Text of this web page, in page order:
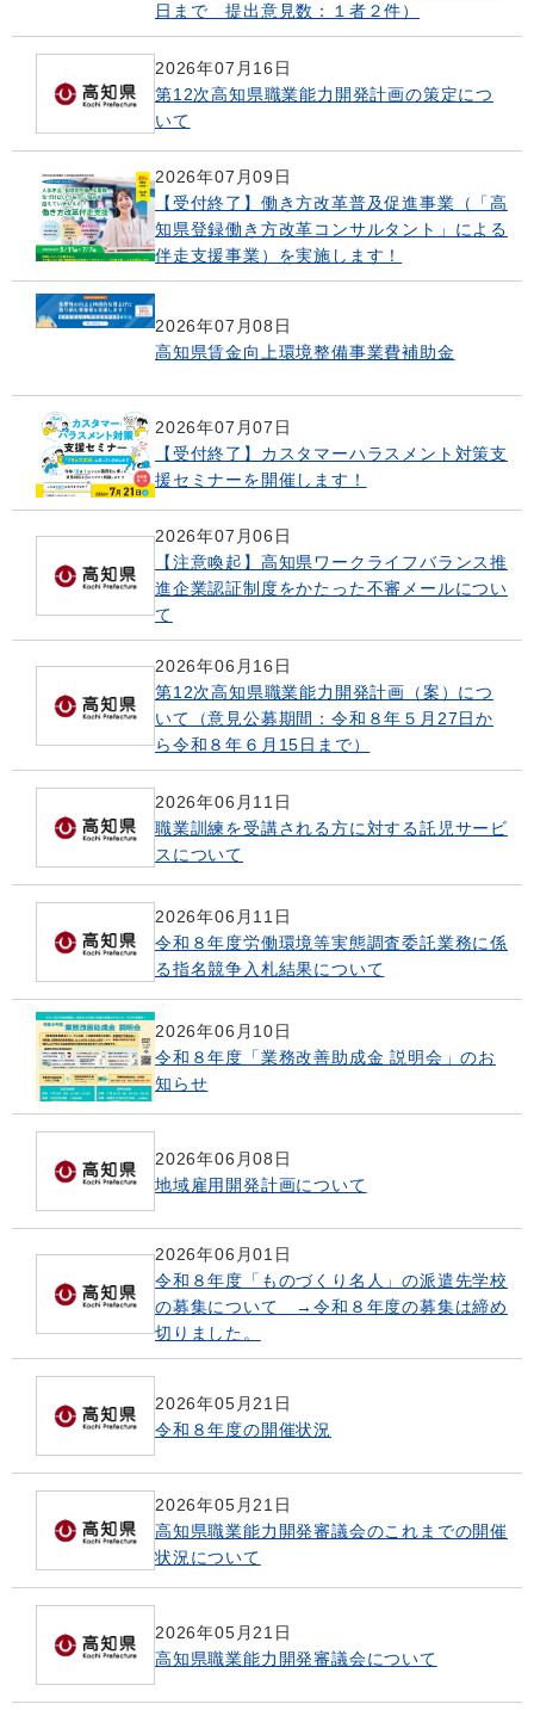
日まで 提出意見数：１者２件）
2026年07月16日
第12次高知県職業能力開発計画の策定につ
いて
2026年07月09日
【受付終了】働き方改革普及促進事業（「高
知県登録働き方改革コンサルタント」による
伴走支援事業）を実施します！
2026年07月08日
高知県賃金向上環境整備事業費補助金
2026年07月07日
【受付終了】カスタマーハラスメント対策支
援セミナーを開催します！
2026年07月06日
【注意喚起】高知県ワークライフバランス推
進企業認証制度をかたった不審メールについ
て
2026年06月16日
第12次高知県職業能力開発計画（案）につ
いて（意見公募期間：令和８年５月27日か
ら令和８年６月15日まで）
2026年06月11日
職業訓練を受講される方に対する託児サービ
スについて
2026年06月11日
令和８年度労働環境等実態調査委託業務に係
る指名競争入札結果について
2026年06月10日
令和８年度「業務改善助成金 説明会」のお
知らせ
2026年06月08日
地域雇用開発計画について
2026年06月01日
令和８年度「ものづくり名人」の派遣先学校
の募集について →令和８年度の募集は締め
切りました。
2026年05月21日
令和８年度の開催状況
2026年05月21日
高知県職業能力開発審議会のこれまでの開催
状況について
2026年05月21日
高知県職業能力開発審議会について